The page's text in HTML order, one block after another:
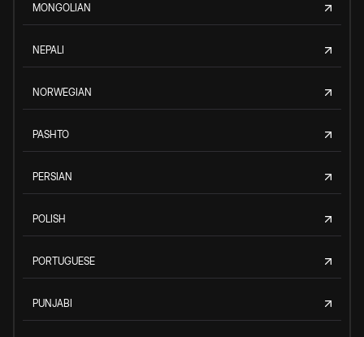
MONGOLIAN
NEPALI
NORWEGIAN
PASHTO
PERSIAN
POLISH
PORTUGUESE
PUNJABI